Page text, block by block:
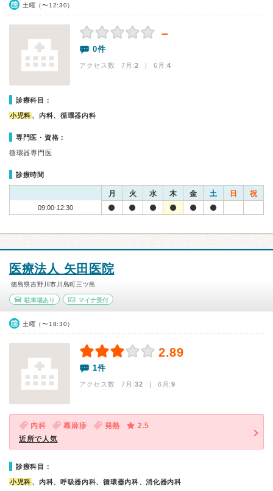
土曜（〜12:30）
－
0件
アクセス数 7月:2 | 6月:4
診療科目：
小児科 、内科、循環器内科
専門医・資格：
循環器専門医
診療時間
月 火 水 木 金 土 日 祝
09:00-12:30
医療法人 矢田医院
徳島県吉野川市川島町三ツ島
駐車場あり マイナ受付
土曜（〜18:30）
2.89
1件
アクセス数 7月:32 | 6月:9
内科 蕁麻疹 発熱
2.5
近所で人気
診療科目：
小児科 、内科、呼吸器内科、循環器内科、消化器内科